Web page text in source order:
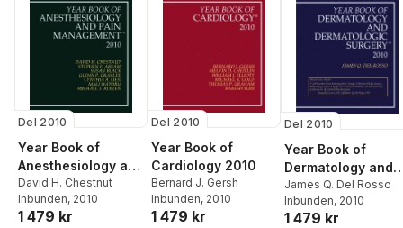
Del 2010
Year Book of
Anesthesiology and
Pain Management
2010
David H. Chestnut
Inbunden, 2010
1 479 kr
Del 2010
Year Book of
Cardiology 2010
Bernard J. Gersh
Inbunden, 2010
1 479 kr
Del 2010
Year Book of
Dermatology and
Dermatological
Surgery 2010
James Q. Del Rosso
Inbunden, 2010
1 479 kr